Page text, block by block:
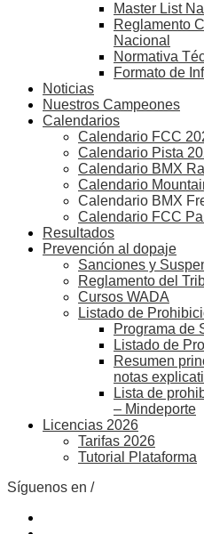
Master List
Reglamento
Nacional
Normativa
Formato de
Noticias
Nuestros Campeones
Calendarios
Calendario FCC
Calendario Pista
Calendario BMX
Calendario
Calendario BMX
Calendario FCC
Resultados
Prevención al dopaje
Sanciones y
Reglamento del
Cursos WADA
Listado de
Programa de
Listado de
Resumen
notas
Lista de
– Mindeporte
Licencias 2026
Tarifas 2026
Tutorial Plataforma
Síguenos en /